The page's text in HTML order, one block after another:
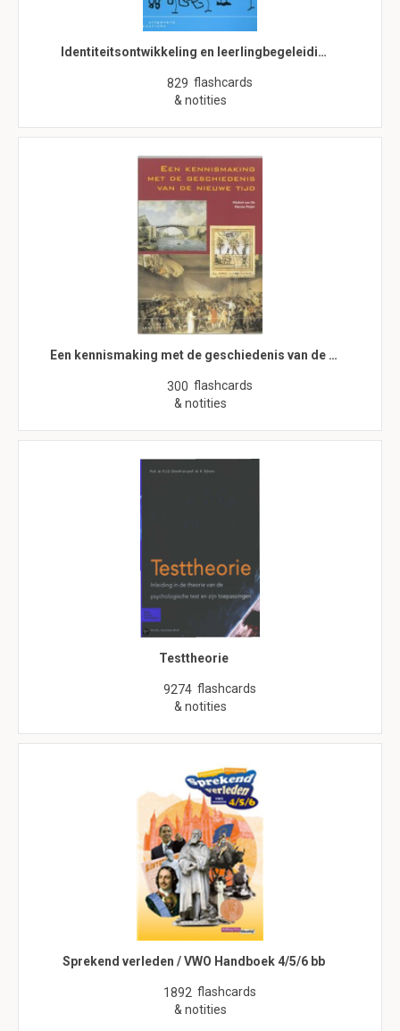
Identiteitsontwikkeling en leerlingbegeleidi…
829 flashcards
& notities
Een kennismaking met de geschiedenis van de …
300 flashcards
& notities
Testtheorie
9274 flashcards
& notities
Sprekend verleden / VWO Handboek 4/5/6 bb
1892 flashcards
& notities